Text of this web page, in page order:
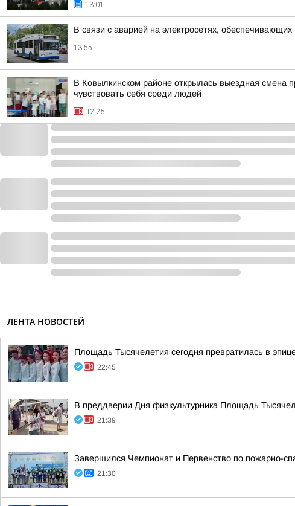
13:01
В связи с аварией на электросетях,
13:55
В Ковылкинском районе открылась выездная смена
чувствовать себя среди людей
12:25
ЛЕНТА НОВОСТЕЙ
Площадь Тысячелетия сегодня превратилась в
22:45
В преддверии Дня физкультурника Площадь
21:39
Завершился Чемпионат и Первенство по пожарно-
21:30